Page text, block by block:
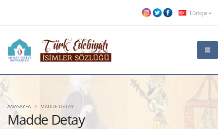
Türkçe
Madde Detay
ANASAYFA MADDE DETAY